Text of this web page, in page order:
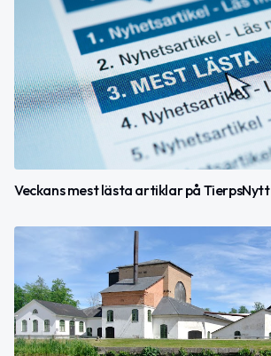
Veckans mest lästa artiklar på TierpsNytt